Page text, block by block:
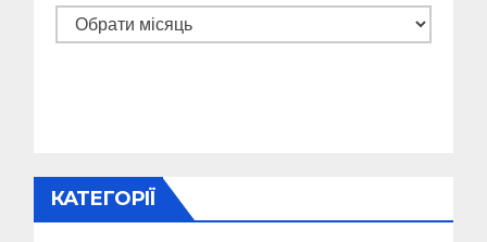
Архіви
КАТЕГОРІЇ